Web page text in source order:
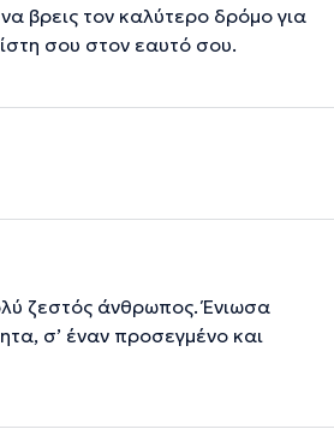
βρεις τον καλύτερο δρόμο για
σου στον εαυτό σου.
ζεστός άνθρωπος. Ένιωσα
σ’ έναν προσεγμένο και